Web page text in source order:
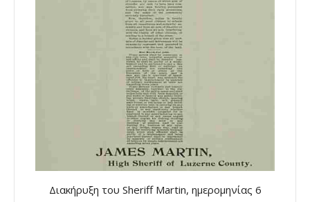
Διακήρυξη του Sheriff Martin, ημερομηνίας 6